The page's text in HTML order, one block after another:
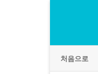
처음으로